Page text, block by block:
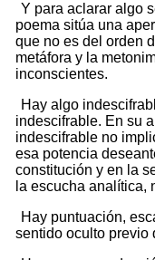
Y para aclarar algo
poema sitúa una
que no es del orden
metáfora y la
inconscientes.
Hay algo
indescifrable. En su
indescifrable no
esa potencia
constitución y en la
la escucha analítica,
Hay puntuación,
sentido oculto previo